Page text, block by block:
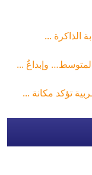
الذاكرة ...
وإبداعٌ ...
تؤكد مكانة ...